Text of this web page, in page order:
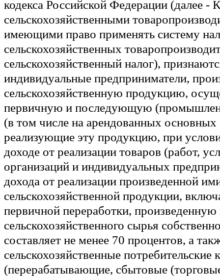
кодекса Российской Федерации (далее -
сельскохозяйственными
имеющими право применять систему
сельскохозяйственных
сельскохозяйственный налог),
индивидуальные предприниматели,
сельскохозяйственную продукцию,
первичную и последующую
(в том числе на арендованных основных
реализующие эту продукцию, при
доходе от реализации товаров (работ,
организаций и индивидуальных
дохода от реализации произведенной
сельскохозяйственной продукции,
первичной переработки,
сельскохозяйственного сырья
составляет не менее 70 процентов, а
сельскохозяйственные потребительские
(перерабатывающие, сбытовые